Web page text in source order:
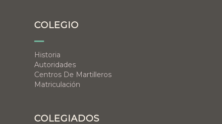
COLEGIO
Historia
Autoridades
Centros De Martilleros
Matriculación
COLEGIADOS